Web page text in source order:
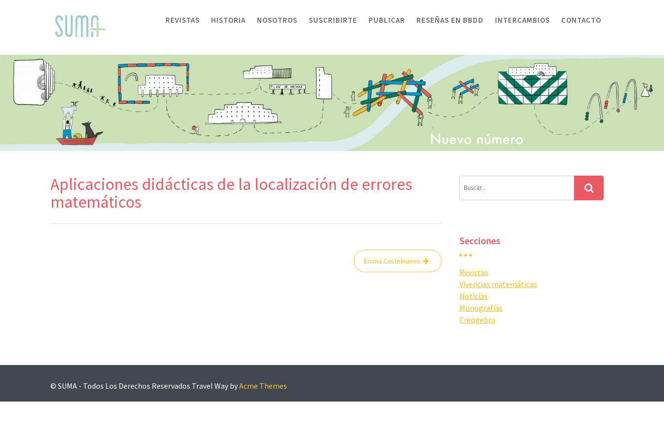
REVISTAS HISTORIA NOSOTROS SUSCRIBIRTE PUBLICAR RESEÑAS EN BBDD INTERCAMBIOS CONTACTO
Aplicaciones didácticas de la localización de errores
matemáticos
Emma Castelnuovo
Secciones
Revistas
Vivencias matemáticas
Noticias
Monografías
Creogebra
© SUMA - Todos Los Derechos Reservados Travel Way byAcme Themes